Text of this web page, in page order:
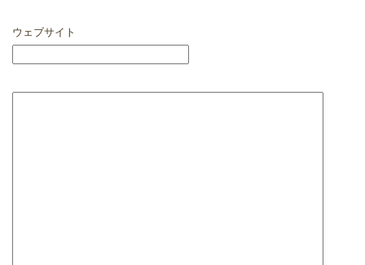
ウェブサイト